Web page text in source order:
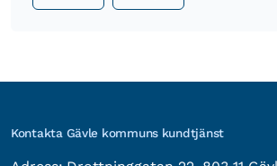
Kontakta Gävle kommuns kundtjänst